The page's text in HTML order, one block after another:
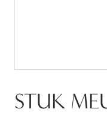
STUK